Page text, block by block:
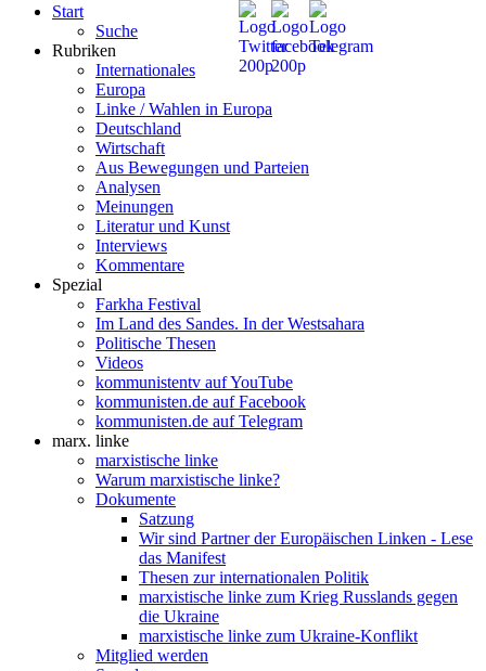
Start
Suche
Rubriken
Internationales
Europa
Linke / Wahlen in Europa
Deutschland
Wirtschaft
Aus Bewegungen und Parteien
Analysen
Meinungen
Literatur und Kunst
Interviews
Kommentare
Spezial
Farkha Festival
Im Land des Sandes. In der Westsahara
Politische Thesen
Videos
kommunistentv auf YouTube
kommunisten.de auf Facebook
kommunisten.de auf Telegram
marx. linke
marxistische linke
Warum marxistische linke?
Dokumente
Satzung
Wir sind Partner der Europäischen Linken - Lese
das Manifest
Thesen zur internationalen Politik
marxistische linke zum Krieg Russlands gegen
die Ukraine
marxistische linke zum Ukraine-Konflikt
Mitglied werden